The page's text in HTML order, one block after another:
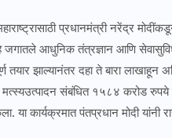
प्रधानमंत्री नरेंद्र
हे जगातले आधुनिक तंत्रज्ञान आणि
झाल्यानंतर दहा ते बारा लाखाहून
मत्स्यउत्पादन संबंधित १५८४ करोड
कार्यक्रमात पंतप्रधान मोदी यांनी